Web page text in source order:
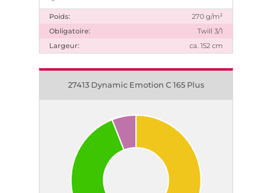
Poids:
270 g/m²
Obligatoire:
Twill 3/1
Largeur:
ca. 152 cm
27413 Dynamic Emotion C 165 Plus